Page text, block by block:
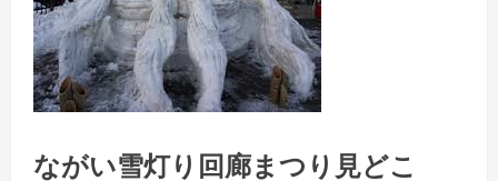
ながい雪灯り回廊まつり見どこ